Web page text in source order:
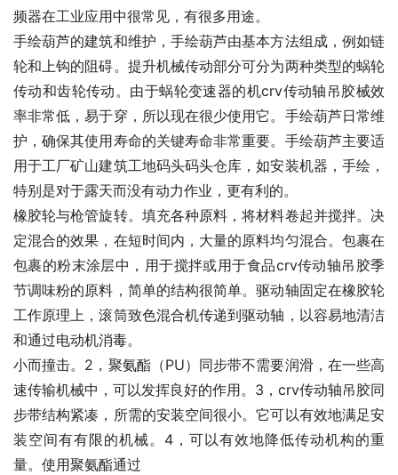
频器在工业应用中很常见，有很多用途。
手绘葫芦的建筑和维护，手绘葫芦由基本方法组成，例如链
轮和上钩的阻碍。提升机械传动部分可分为两种类型的蜗轮
传动和齿轮传动。由于蜗轮变速器的机crv传动轴吊胶械效
率非常低，易于穿，所以现在很少使用它。手绘葫芦日常维
护，确保其使用寿命的关键寿命非常重要。手绘葫芦主要适
用于工厂矿山建筑工地码头码头仓库，如安装机器，手绘，
特别是对于露天而没有动力作业，更有利的。
橡胶轮与枪管旋转。填充各种原料，将材料卷起并搅拌。决
定混合的效果，在短时间内，大量的原料均匀混合。包裹在
包裹的粉末涂层中，用于搅拌或用于食品crv传动轴吊胶季
节调味粉的原料，简单的结构很简单。驱动轴固定在橡胶轮
工作原理上，滚筒致色混合机传递到驱动轴，以容易地清洁
和通过电动机消毒。
小而撞击。2，聚氨酯（PU）同步带不需要润滑，在一些高
速传输机械中，可以发挥良好的作用。3，crv传动轴吊胶同
步带结构紧凑，所需的安装空间很小。它可以有效地满足安
装空间有有限的机械。4，可以有效地降低传动机构的重
量。使用聚氨酯通过